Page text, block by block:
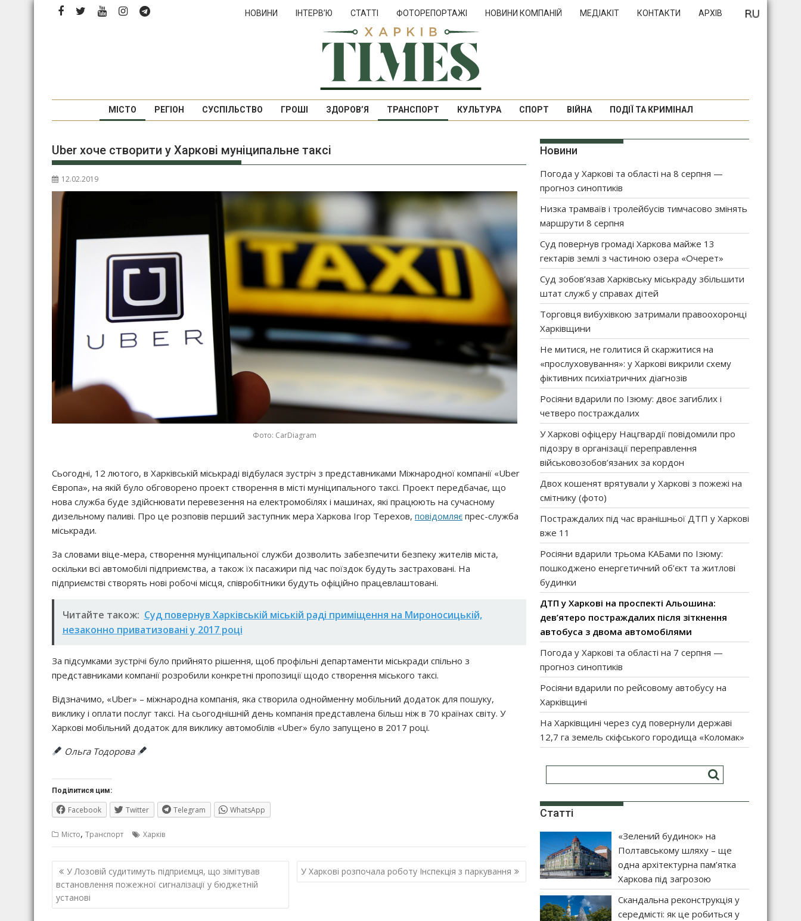
Перейти
НОВИНИ ІНТЕРВ’Ю СТАТТІ ФОТОРЕПОРТАЖІ НОВИНИ КОМПАНІЙ МЕДІАКІТ КОНТАКТИ АРХІВ
МІСТО РЕГІОН СУСПІЛЬСТВО ГРОШІ ЗДОРОВ’Я ТРАНСПОРТ КУЛЬТУРА СПОРТ ВІЙНА ПОДІЇ ТА КРИМІНАЛ
Uber хоче створити у Харкові муніципальне таксі
12.02.2019
Фото: CarDiagram
Сьогодні, 12 лютого, в Харківській міськраді відбулася зустріч з представниками Міжнародної компанії «Uber
Європа», на якій було обговорено проект створення в місті муніципального таксі. Проект передбачає, що
нова служба буде здійснювати перевезення на електромобілях і машинах, які працюють на сучасному
дизельному паливі. Про це розповів перший заступник мера Харкова Ігор Терехов, повідомляє прес-служба
міськради.
За словами віце-мера, створення муніципальної служби дозволить забезпечити безпеку жителів міста,
оскільки всі автомобілі підприємства, а також їх пасажири під час поїздок будуть застраховані. На
підприємстві створять нові робочі місця, співробітники будуть офіційно працевлаштовані.
Читайте також: Суд повернув Харківській міській раді приміщення на Мироносицькій,
незаконно приватизовані у 2017 році
За підсумками зустрічі було прийнято рішення, щоб профільні департаменти міськради спільно з
представниками компанії розробили конкретні пропозиції щодо створення міського таксі.
Відзначимо, «Uber» – міжнародна компанія, яка створила однойменну мобільний додаток для пошуку,
виклику і оплати послуг таксі. На сьогоднішній день компанія представлена ​​більш ніж в 70 країнах світу. У
Харкові мобільний додаток для виклику автомобілів «Uber» було запущено в 2017 році.
Ольга Тодорова
Поділитися цим:
Facebook Twitter Telegram WhatsApp
Місто, Транспорт Харків
Навігація
записів
У Лозовій судитимуть підприємця, що зімітував
встановлення пожежної сигналізації у бюджетній
установі
У Харкові розпочала роботу Інспекція з паркування
Новини
Погода у Харкові та області на 8 серпня —
прогноз синоптиків
Низка трамваїв і тролейбусів тимчасово змінять
маршрути 8 серпня
Суд повернув громаді Харкова майже 13
гектарів землі з частиною озера «Очерет»
Суд зобов’язав Харківську міськраду збільшити
штат служб у справах дітей
Торговця вибухівкою затримали правоохоронці
Харківщини
Не митися, не голитися й скаржитися на
«прослуховування»: у Харкові викрили схему
фіктивних психіатричних діагнозів
Росіяни вдарили по Ізюму: двоє загиблих і
четверо постраждалих
У Харкові офіцеру Нацгвардії повідомили про
підозру в організації переправлення
військовозобов’язаних за кордон
Двох кошенят врятували у Харкові з пожежі на
смітнику (фото)
Постраждалих під час вранішньої ДТП у Харкові
вже 11
Росіяни вдарили трьома КАБами по Ізюму:
пошкоджено енергетичний об’єкт та житлові
будинки
ДТП у Харкові на проспекті Альошина:
дев’ятеро постраждалих після зіткнення
автобуса з двома автомобілями
Погода у Харкові та області на 7 серпня —
прогноз синоптиків
Росіяни вдарили по рейсовому автобусу на
Харківщині
На Харківщині через суд повернули державі
12,7 га земель скіфського городища «Коломак»
Статті
«Зелений будинок» на
Полтавському шляху – ще
одна архітектурна пам’ятка
Харкова під загрозою
Скандальна реконструкція у
середмісті: як це робиться у